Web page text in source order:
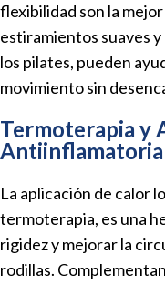
flexibilidad son la
estiramientos suaves
los pilates, pueden
movimiento sin
Termoterapia y
Antiinflamatoria
La aplicación de calor
termoterapia, es una
rigidez y mejorar la
rodillas.